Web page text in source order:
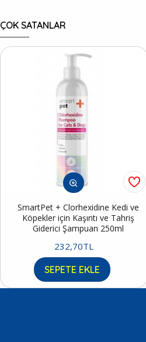
ÇOK SATANLAR
SmartPet + Clorhexidine Kedi ve
Köpekler için Kaşıntı ve Tahriş
Giderici Şampuan 250ml
232,70TL
SEPETE EKLE